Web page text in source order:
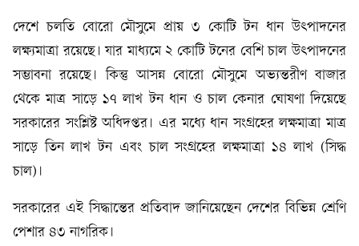
দেশে চলতি বোরো মৌসুমে প্রায় ৩ কোটি টন ধান উৎপাদনের
লক্ষ্যমাত্রা রয়েছে। যার মাধ্যমে ২ কোটি টনের বেশি চাল উৎপাদনের
সম্ভাবনা রয়েছে। কিন্তু আসন্ন বোরো মৌসুমে অভ্যন্তরীণ বাজার
থেকে মাত্র সাড়ে ১৭ লাখ টন ধান ও চাল কেনার ঘোষণা দিয়েছে
সরকারের সংশ্লিষ্ট অধিদপ্তর। এর মধ্যে ধান সংগ্রহের লক্ষমাত্রা মাত্র
সাড়ে তিন লাখ টন এবং চাল সংগ্রহের লক্ষমাত্রা ১৪ লাখ (সিদ্ধ
চাল)।
সরকারের এই সিদ্ধান্তের প্রতিবাদ জানিয়েছেন দেশের বিভিন্ন শ্রেণি
পেশার ৪৩ নাগরিক।